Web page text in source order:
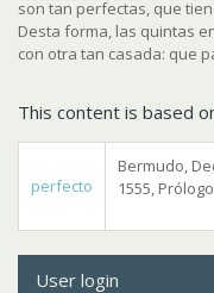
son tan perfectas, que
Desta forma, las quintas
con otra tan casada: que
This content is based
perfecto
Bermudo,
1555,
User login